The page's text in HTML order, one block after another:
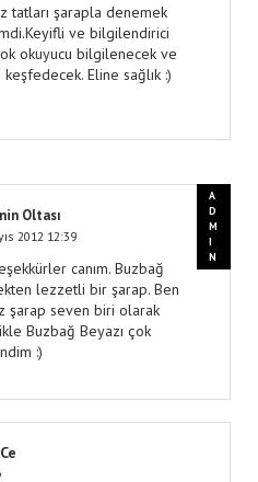
tatları şarapla denemek
ve bilgilendirici
okuyucu bilgilenecek ve
Eline sağlık :)
Oltası
2012 12:39
canım. Buzbağ
lezzetli bir şarap. Ben
şarap seven biri olarak
Buzbağ Beyazı çok
:)